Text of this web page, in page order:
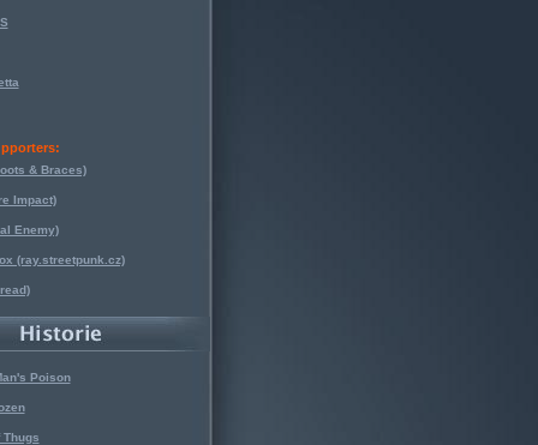
& Braces)
Impact)
Enemy)
(ray.streetpunk.cz)
Poison
Thugs